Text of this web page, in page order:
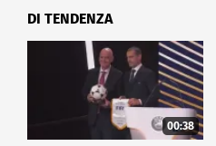
DI TENDENZA
00:38